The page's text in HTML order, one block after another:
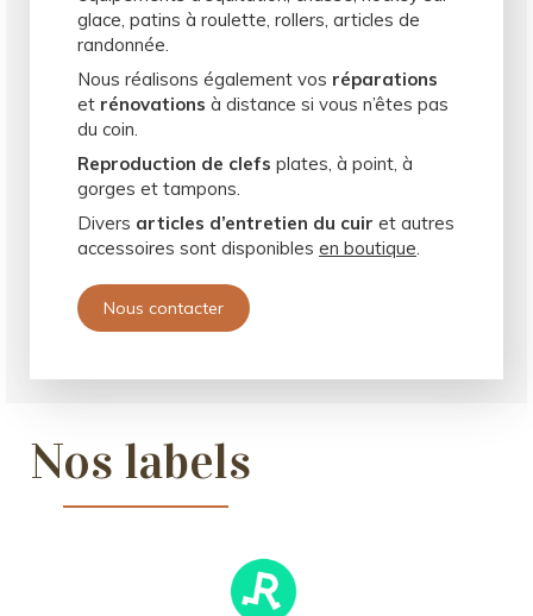
glace, patins à roulette, rollers, articles de
randonnée.
Nous réalisons également vos réparations
et rénovations à distance si vous n’êtes pas
du coin.
Reproduction de clefs plates, à point, à
gorges et tampons.
Divers articles d’entretien du cuir et autres
accessoires sont disponibles en boutique.
Nous contacter
Nos labels